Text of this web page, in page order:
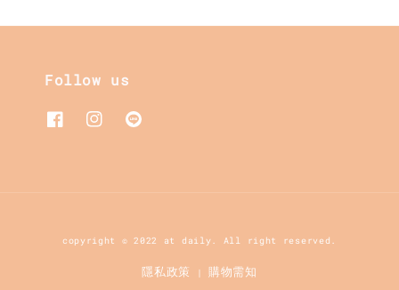
Follow us
copyright © 2022 at daily. All right reserved.
隱私政策 |購物需知